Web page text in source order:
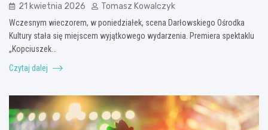
21 kwietnia 2026 Tomasz Kowalczyk
Wczesnym wieczorem, w poniedziałek, scena Darłowskiego Ośrodka
Kultury stała się miejscem wyjątkowego wydarzenia. Premiera spektaklu
„Kopciuszek…
Czytaj dalej